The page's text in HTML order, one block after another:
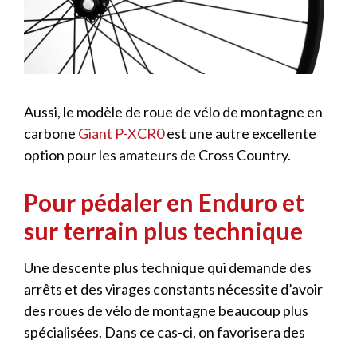
Aussi, le modèle de roue de vélo de montagne en
carbone Giant P-XCR0est une autre excellente
option pour les amateurs de Cross Country.
Pour pédaler en Enduro et
sur terrain plus technique
Une descente plus technique qui demande des
arrêts et des virages constants nécessite d’avoir
des roues de vélo de montagne beaucoup plus
spécialisées. Dans ce cas-ci, on favorisera des